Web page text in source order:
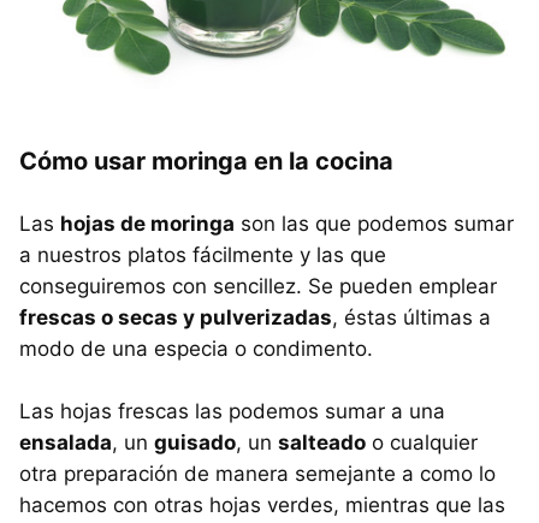
Cómo usar moringa en la cocina
Las hojas de moringa son las que podemos sumar
a nuestros platos fácilmente y las que
conseguiremos con sencillez. Se pueden emplear
frescas o secas y pulverizadas, éstas últimas a
modo de una especia o condimento.
Las hojas frescas las podemos sumar a una
ensalada, un guisado, un salteado o cualquier
otra preparación de manera semejante a como lo
hacemos con otras hojas verdes, mientras que las